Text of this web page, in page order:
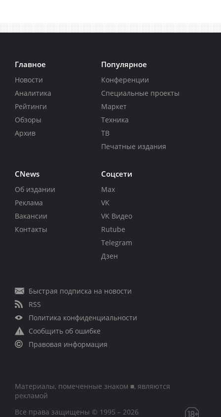
Главное
Новости
Аналитика
Рейтинги
Обзоры
Архив
Популярное
Конференции
Специальные проекты
Маркет
Техника
ТВ
Печатные издания
CNews
Об издании
Реклама
Вакансии
Контакты
Соцсети
Max
VK
VK Видео
Rutube
Telegram
Дзен
Быстрая подписка на новости
RSS
Политика конфиденциальности
Сообщить об ошибке
Правовая информация
Материалы, помеченные знаком ■, являются
рекламой
Все права защищены © 1995 – 2026